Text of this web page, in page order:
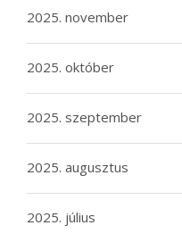
2025. november
2025. október
2025. szeptember
2025. augusztus
2025. július